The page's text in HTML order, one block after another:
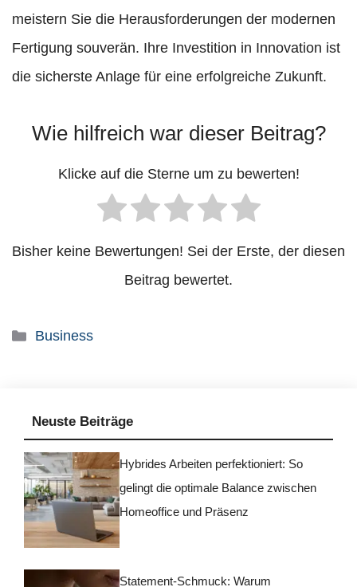
meistern Sie die Herausforderungen der modernen
Fertigung souverän. Ihre Investition in Innovation ist
die sicherste Anlage für eine erfolgreiche Zukunft.
Wie hilfreich war dieser Beitrag?
Klicke auf die Sterne um zu bewerten!
Bisher keine Bewertungen! Sei der Erste, der diesen
Beitrag bewertet.
Kategorien
Business
Neuste Beiträge
Hybrides Arbeiten perfektioniert: So
gelingt die optimale Balance zwischen
Homeoffice und Präsenz
Statement-Schmuck: Warum